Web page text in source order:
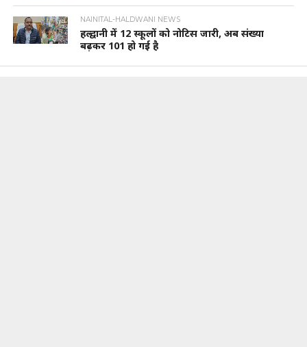
NAINITAL-HALDWANI NEWS
हल्द्वानी में 12 स्कूलों को नोटिस जारी, अब संख्या
बढ़कर 101 हो गई है